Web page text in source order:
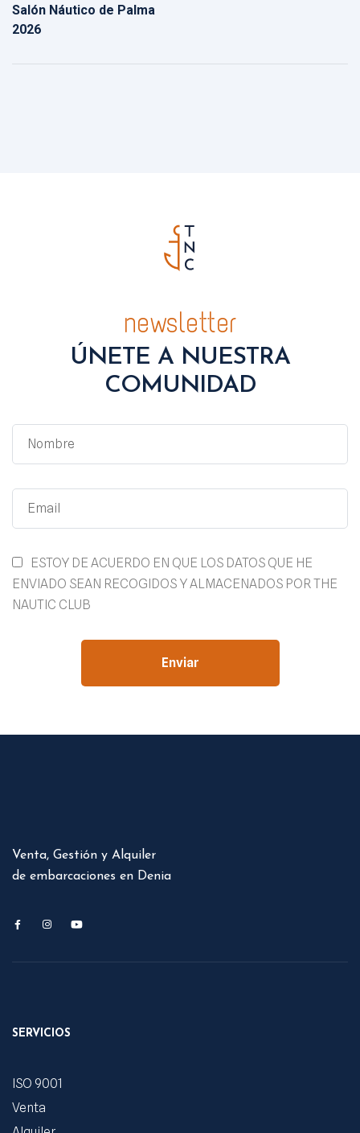
Salón Náutico de Palma
2026
newsletter
ÚNETE A NUESTRA
COMUNIDAD
ESTOY DE ACUERDO EN QUE LOS DATOS QUE HE
ENVIADO SEAN RECOGIDOS Y ALMACENADOS POR THE
NAUTIC CLUB
Enviar
Venta, Gestión y Alquiler
de embarcaciones en Denia
SERVICIOS
ISO 9001
Venta